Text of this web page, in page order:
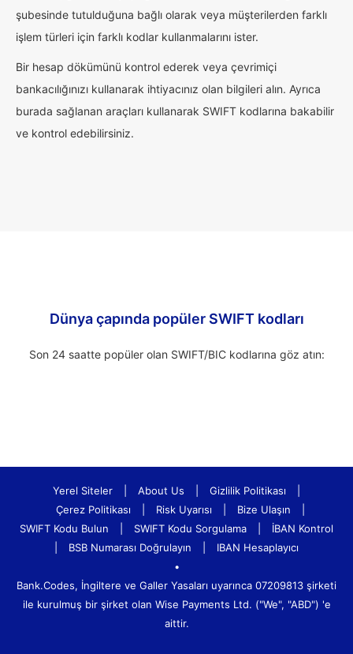
şubesinde tutulduğuna bağlı olarak veya müşterilerden farklı
işlem türleri için farklı kodlar kullanmalarını ister.
Bir hesap dökümünü kontrol ederek veya çevrimiçi
bankacılığınızı kullanarak ihtiyacınız olan bilgileri alın. Ayrıca
burada sağlanan araçları kullanarak SWIFT kodlarına bakabilir
ve kontrol edebilirsiniz.
Dünya çapında popüler SWIFT kodları
Son 24 saatte popüler olan SWIFT/BIC kodlarına göz atın:
Yerel Siteler About Us Gizlilik Politikası
Çerez Politikası
Risk Uyarısı Bize Ulaşın
SWIFT Kodu Bulun
SWIFT Kodu Sorgulama
İBAN Kontrol
BSB Numarası Doğrulayın
IBAN Hesaplayıcı
•
Bank.Codes, İngiltere ve Galler Yasaları uyarınca 07209813 şirketi
ile kurulmuş bir şirket olan Wise Payments Ltd. ("We", "ABD") 'e
aittir.